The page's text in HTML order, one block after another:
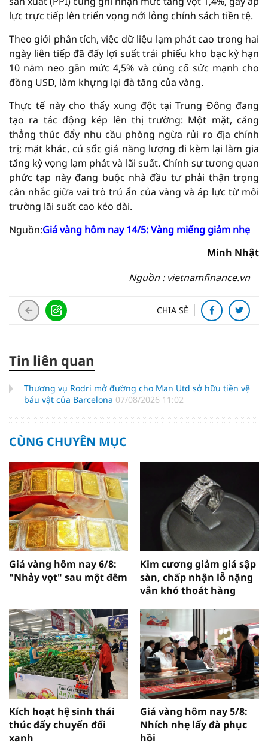
lực trực tiếp lên triển vọng nới lỏng chính sách tiền tệ.
Theo giới phân tích, việc dữ liệu lạm phát cao trong hai
ngày liên tiếp đã đẩy lợi suất trái phiếu kho bạc kỳ hạn
10 năm neo gần mức 4,5% và củng cố sức mạnh cho
đồng USD, làm khựng lại đà tăng của vàng.
Thực tế này cho thấy xung đột tại Trung Đông đang
tạo ra tác động kép lên thị trường: Một mặt, căng
thẳng thúc đẩy nhu cầu phòng ngừa rủi ro địa chính
trị; mặt khác, cú sốc giá năng lượng đi kèm lại làm gia
tăng kỳ vọng lạm phát và lãi suất. Chính sự tương quan
phức tạp này đang buộc nhà đầu tư phải thận trọng
cân nhắc giữa vai trò trú ẩn của vàng và áp lực từ môi
trường lãi suất cao kéo dài.
Nguồn:Giá vàng hôm nay 14/5: Vàng miếng giảm nhẹ
Minh Nhật
Nguồn : vietnamfinance.vn
CHIA SẺ
Tin liên quan
Thương vụ Rodri mở đường cho Man Utd sở hữu tiền vệ
báu vật của Barcelona 07/08/2026 11:02
CÙNG CHUYÊN MỤC
Giá vàng hôm nay 6/8:
"Nhảy vọt" sau một đêm
Kim cương giảm giá sập
sàn, chấp nhận lỗ nặng
vẫn khó thoát hàng
Kích hoạt hệ sinh thái
thúc đẩy chuyển đổi
xanh
Giá vàng hôm nay 5/8:
Nhích nhẹ lấy đà phục
hồi